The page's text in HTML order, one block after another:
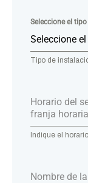
Seleccione el
Seleccione
Tipo de
Horario del
franja
Indique el
Nombre de